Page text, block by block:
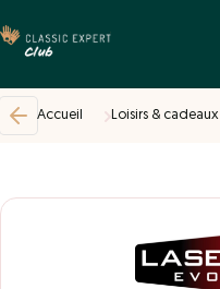
Accueil Loisirs & cadeaux